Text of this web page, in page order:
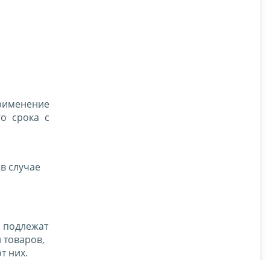
срока с
случае
подлежат
них.